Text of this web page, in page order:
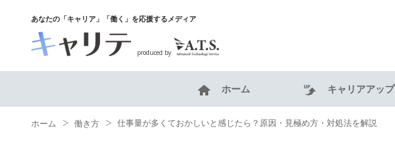
あなたの「キャリア」「働く」を応援するメディア
produced by
ホーム キャリアアップ
ホーム 働き方 仕事量が多くておかしいと感じたら？原因・見極め方・対処法を解説